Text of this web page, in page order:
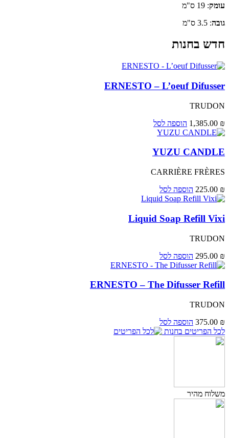
עומק: 19 ס"מ
גובה: 3.5 ס"מ
חדש בחנות
ERNESTO – L’oeuf Difusser
TRUDON
1,385.00 ₪ הוספה לסל
YUZU CANDLE
CARRIÈRE FRÈRES
225.00 ₪ הוספה לסל
Liquid Soap Refill Vixi
TRUDON
295.00 ₪ הוספה לסל
ERNESTO – The Difusser Refill
TRUDON
375.00 ₪
הוספה לסל
לכל הפריטים בחנות
משלוח מהיר